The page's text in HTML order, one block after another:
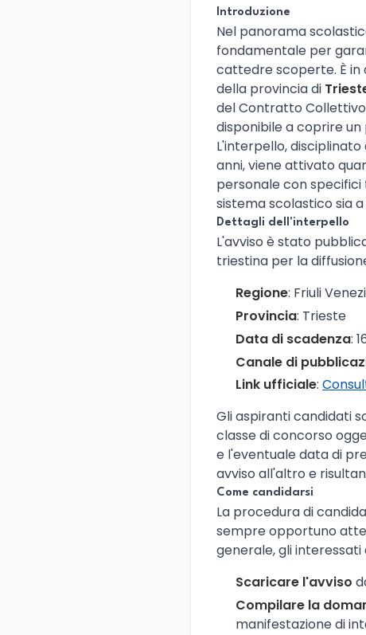
Introduzione
Nel panorama
fondamentale per
cattedre scoperte. È in
della provincia di
del Contratto
disponibile a coprire
L'interpello,
anni, viene attivato
personale con
sistema scolastico sia
Dettagli dell'interpello
L'avviso è stato
triestina per la
Regione: Friuli
Provincia: Trieste
Data di scadenza:
Canale di
Link ufficiale:
Gli aspiranti candidati
classe di concorso
e l'eventuale data di
avviso all'altro e
Come candidarsi
La procedura di
sempre opportuno
generale, gli interessati
Scaricare l'avviso
Compilare la
manifestazione di